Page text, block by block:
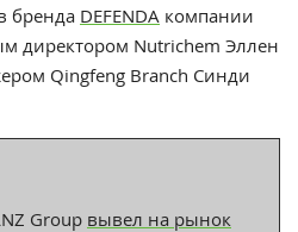
бренда DEFENDA компании
директором Nutrichem Эллен
Qingfeng Branch Синди
Group вывел на рынок